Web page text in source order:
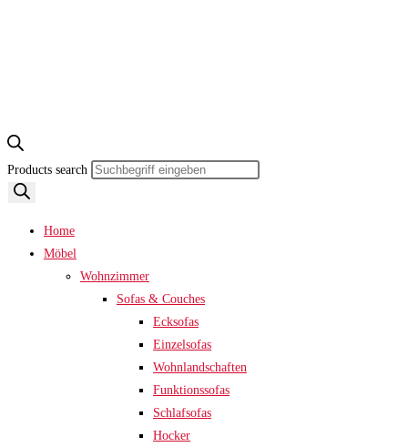
Products search
Home
Möbel
Wohnzimmer
Sofas & Couches
Ecksofas
Einzelsofas
Wohnlandschaften
Funktionssofas
Schlafsofas
Hocker